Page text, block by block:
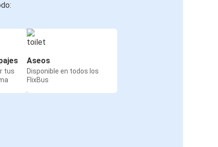
tus
Aseos
Disponible en todos los
FlixBus